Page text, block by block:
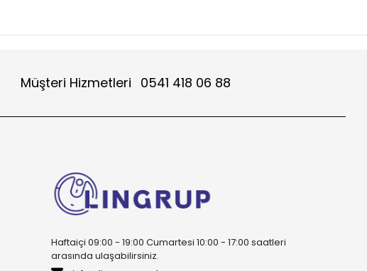
Müşteri Hizmetleri 0541 418 06 88
Haftaiçi 09:00 - 19:00 Cumartesi 10:00 - 17:00 saatleri
arasında ulaşabilirsiniz.